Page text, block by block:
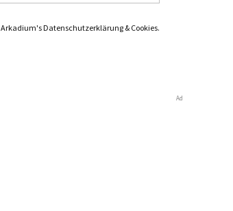
Ad
Arkadium's Datenschutzerklärung & Cookies.